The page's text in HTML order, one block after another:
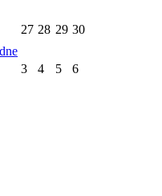
27 28 29 30
3 4 5 6